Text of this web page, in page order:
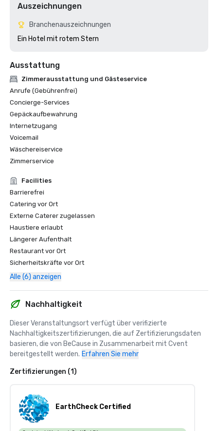
Auszeichnungen
Branchenauszeichnungen
Ausstattung
Zimmerausstattung und Gästeservice
Anrufe (Gebührenfrei)
Concierge-Services
Gepäckaufbewahrung
Internetzugang
Voicemail
Wäschereiservice
Zimmerservice
Facilities
Barrierefrei
Catering vor Ort
Externe Caterer zugelassen
Haustiere erlaubt
Längerer Aufenthalt
Restaurant vor Ort
Sicherheitskräfte vor Ort
Alle (6) anzeigen
Nachhaltigkeit
Dieser Veranstaltungsort verfügt über verifizierte
Nachhaltigkeitszertifizierungen, die auf Zertifizierungsdaten
basieren, die von BeCause in Zusammenarbeit mit Cvent
bereitgestellt werden. Erfahren Sie mehr
Zertifizierungen (1)
EarthCheck Certified